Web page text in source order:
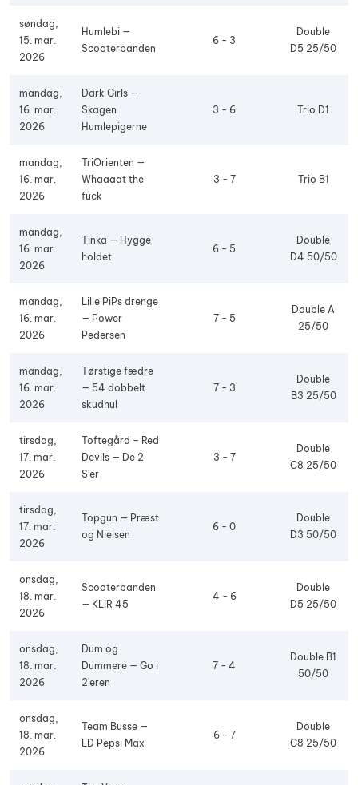
søndag,
15. mar.
2026
Humlebi —
Scooterbanden
6 - 3
Double
D5 25/50
mandag,
16. mar.
2026
Dark Girls —
Skagen
Humlepigerne
3 - 6 Trio D1
mandag,
16. mar.
2026
TriOrienten —
Whaaaat the
fuck
3 - 7 Trio B1
mandag,
16. mar.
2026
Tinka — Hygge
holdet
6 - 5
Double
D4 50/50
mandag,
16. mar.
2026
Lille PiPs drenge
— Power
Pedersen
7 - 5
Double A
25/50
mandag,
16. mar.
2026
Tørstige fædre
— 54 dobbelt
skudhul
7 - 3
Double
B3 25/50
tirsdag,
17. mar.
2026
Toftegård – Red
Devils — De 2
S'er
3 - 7
Double
C8 25/50
tirsdag,
17. mar.
2026
Topgun — Præst
og Nielsen
6 - 0
Double
D3 50/50
onsdag,
18. mar.
2026
Scooterbanden
— KLIR 45
4 - 6
Double
D5 25/50
onsdag,
18. mar.
2026
Dum og
Dummere — Go i
2'eren
7 - 4
Double B1
50/50
onsdag,
18. mar.
2026
Team Busse —
ED Pepsi Max
6 - 7
Double
C8 25/50